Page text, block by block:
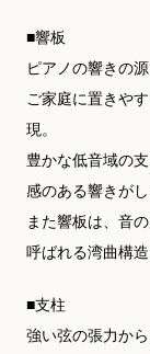
■響板
ピアノの響きの
ご家庭に置きや
現。
豊かな低音域の
感のある響きがし
また響板は、音
呼ばれる湾曲構
■支柱
強い弦の張力か